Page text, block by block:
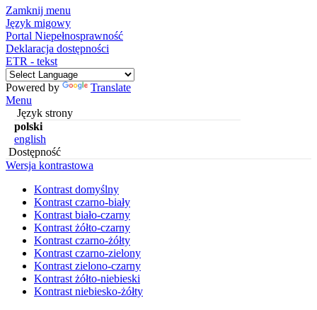
Zamknij menu
Język migowy
Portal Niepełnosprawność
Deklaracja dostępności
ETR - tekst
Powered by
Translate
Menu
Język strony
polski
english
Dostępność
Wersja kontrastowa
Kontrast domyślny
Kontrast czarno-biały
Kontrast biało-czarny
Kontrast żółto-czarny
Kontrast czarno-żółty
Kontrast czarno-zielony
Kontrast zielono-czarny
Kontrast żółto-niebieski
Kontrast niebiesko-żółty